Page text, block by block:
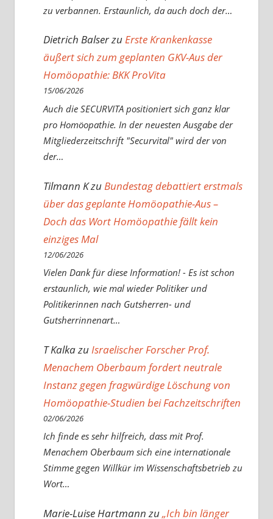
zu verbannen. Erstaunlich, da auch doch der…
Dietrich BalserzuErste Krankenkasse
äußert sich zum geplanten GKV-Aus der
Homöopathie: BKK ProVita
15/06/2026
Auch die SECURVITA positioniert sich ganz klar
pro Homöopathie. In der neuesten Ausgabe der
Mitgliederzeitschrift "Securvital" wird der von
der…
Tilmann KzuBundestag debattiert erstmals
über das geplante Homöopathie-Aus –
Doch das Wort Homöopathie fällt kein
einziges Mal
12/06/2026
Vielen Dank für diese Information! - Es ist schon
erstaunlich, wie mal wieder Politiker und
Politikerinnen nach Gutsherren- und
Gutsherrinnenart…
T KalkazuIsraelischer Forscher Prof.
Menachem Oberbaum fordert neutrale
Instanz gegen fragwürdige Löschung von
Homöopathie-Studien bei Fachzeitschriften
02/06/2026
Ich finde es sehr hilfreich, dass mit Prof.
Menachem Oberbaum sich eine internationale
Stimme gegen Willkür im Wissenschaftsbetrieb zu
Wort…
Marie-Luise Hartmannzu„Ich bin länger